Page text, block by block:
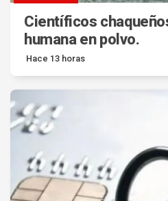
Científicos
humana en polvo.
Hace 13 horas